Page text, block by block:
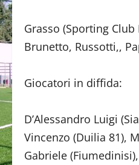
Grasso (Sporting Club
Brunetto, Russotti,,
Giocatori in diffida:
D’Alessandro Luigi
Vincenzo (Duilia 81),
Gabriele